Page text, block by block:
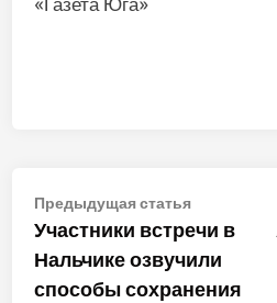
«Газета Юга»
Навигация
по
записям
Предыдущая статья
статья:
Участники встречи в
Нальчике озвучили
способы сохранения